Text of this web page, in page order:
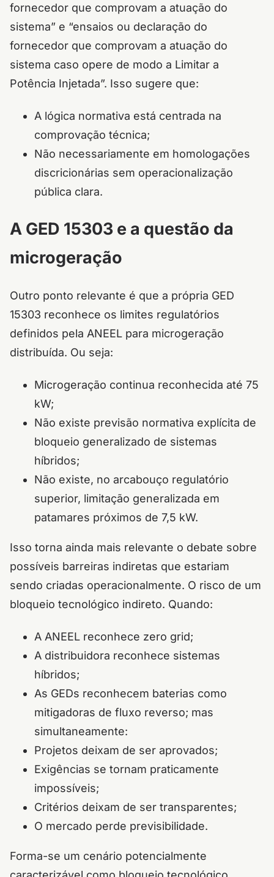
fornecedor que comprovam a atuação do
sistema” e “ensaios ou declaração do
fornecedor que comprovam a atuação do
sistema caso opere de modo a Limitar a
Potência Injetada”. Isso sugere que:
A lógica normativa está centrada na
comprovação técnica;
Não necessariamente em homologações
discricionárias sem operacionalização
pública clara.
A GED 15303 e a questão da
microgeração
Outro ponto relevante é que a própria GED
15303 reconhece os limites regulatórios
definidos pela ANEEL para microgeração
distribuída. Ou seja:
Microgeração continua reconhecida até 75
kW;
Não existe previsão normativa explícita de
bloqueio generalizado de sistemas
híbridos;
Não existe, no arcabouço regulatório
superior, limitação generalizada em
patamares próximos de 7,5 kW.
Isso torna ainda mais relevante o debate sobre
possíveis barreiras indiretas que estariam
sendo criadas operacionalmente. O risco de um
bloqueio tecnológico indireto. Quando:
A ANEEL reconhece zero grid;
A distribuidora reconhece sistemas
híbridos;
As GEDs reconhecem baterias como
mitigadoras de fluxo reverso; mas
simultaneamente:
Projetos deixam de ser aprovados;
Exigências se tornam praticamente
impossíveis;
Critérios deixam de ser transparentes;
O mercado perde previsibilidade.
Forma-se um cenário potencialmente